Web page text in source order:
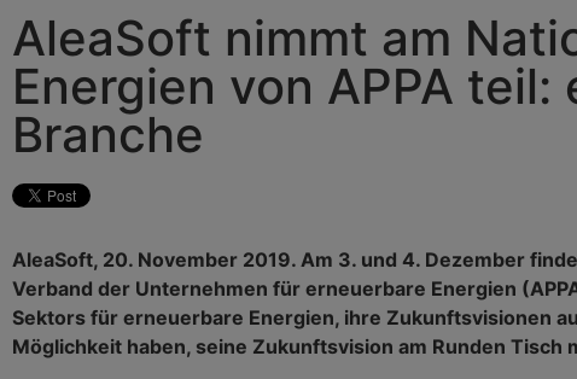
AleaSoft nimmt am
Energien von APPA
Branche
AleaSoft, 20. November 2019. Am 3. und 4. Dezember
Verband der Unternehmen für erneuerbare Energien
Sektors für erneuerbare Energien, ihre Zukunftsvisionen
Möglichkeit haben, seine Zukunftsvision am Runden